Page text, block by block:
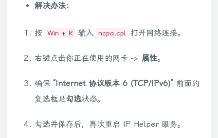
解决办法：
按 Win + R 输入 ncpa.cpl 打开网络连接。
右键点击你正在使用的网卡 -> 属性。
确保 “Internet 协议版本 6 (TCP/IPv6)” 前面的
复选框是勾选状态。
勾选并保存后，再次重启 IP Helper 服务。